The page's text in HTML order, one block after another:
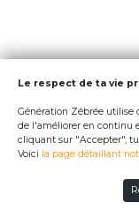
Le respect de ta vie
Génération Zébrée utilise
de l'améliorer en continu
cliquant sur "Accepter", tu
Voici la page détaillant